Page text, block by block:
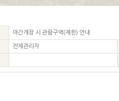
야간개장 시 관람구역(제한) 안내
전체관리자